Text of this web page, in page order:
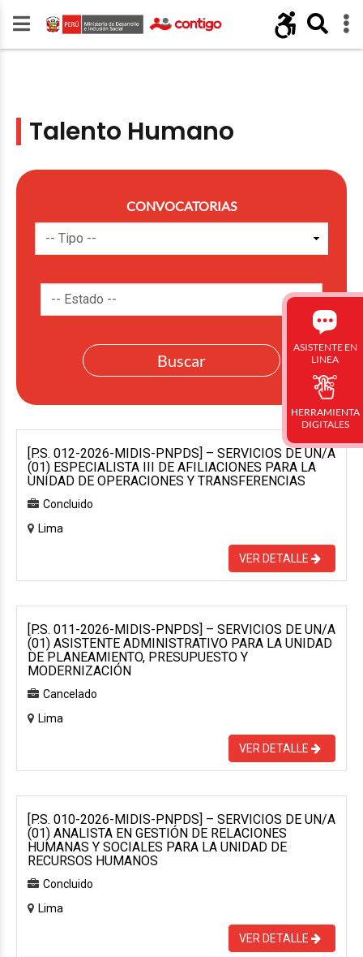
Talento Humano
CONVOCATORIAS
[P.S. 012-2026-MIDIS-PNPDS] – SERVICIOS DE UN/A
(01) ESPECIALISTA III DE AFILIACIONES PARA LA
UNIDAD DE OPERACIONES Y TRANSFERENCIAS
Concluido
Lima
VER DETALLE
[P.S. 011-2026-MIDIS-PNPDS] – SERVICIOS DE UN/A
(01) ASISTENTE ADMINISTRATIVO PARA LA UNIDAD
DE PLANEAMIENTO, PRESUPUESTO Y
MODERNIZACIÓN
Cancelado
Lima
VER DETALLE
[P.S. 010-2026-MIDIS-PNPDS] – SERVICIOS DE UN/A
(01) ANALISTA EN GESTIÓN DE RELACIONES
HUMANAS Y SOCIALES PARA LA UNIDAD DE
RECURSOS HUMANOS
Concluido
Lima
VER DETALLE
ASISTENTE EN
LINEA
HERRAMIENTA
DIGITALES